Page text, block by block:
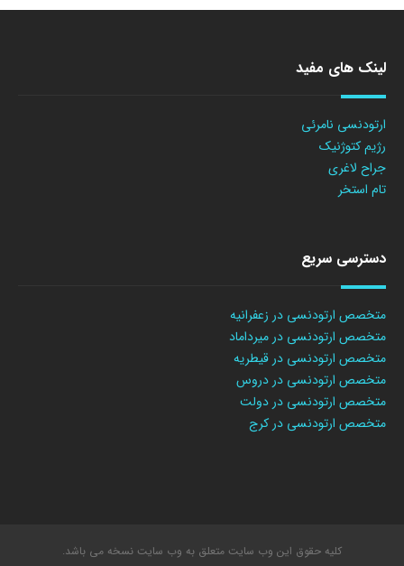
لینک های مفید
ارتودنسی نامرئی
رژیم کتوژنیک
جراح لاغری
تام استخر
دسترسی سریع
متخصص ارتودنسی در زعفرانیه
متخصص ارتودنسی در میرداماد
متخصص ارتودنسی در قیطریه
متخصص ارتودنسی در دروس
متخصص ارتودنسی در دولت
متخصص ارتودنسی در کرج
کلیه حقوق این وب سایت متعلق به وب سایت نسخه می باشد.